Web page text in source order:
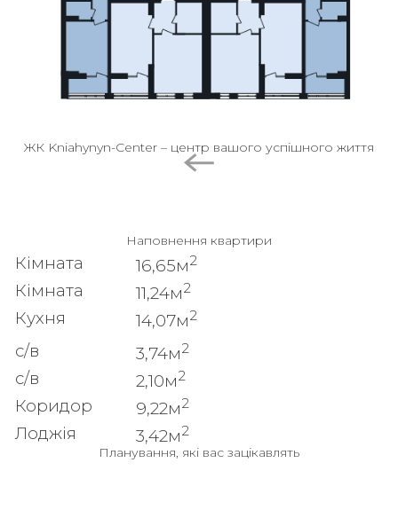
ЖК Kniahynyn-Center – центр вашого успішного життя
Наповнення квартири
Кімната 16,65м2
Кімната 11,24м2
Кухня 14,07м2
с/в 3,74м2
с/в 2,10м2
Коридор 9,22м2
Лоджія 3,42м2
Планування, які вас зацікавлять